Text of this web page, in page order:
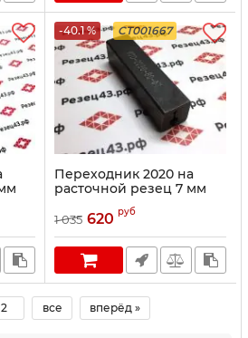
-40.1 % CT001667
Переходник 2020 на
расточной резец 7 мм
1 035 620 руб
2 все вперёд »